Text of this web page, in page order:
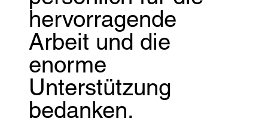
hervorragende
Arbeit und die
enorme
Unterstützung
bedanken.